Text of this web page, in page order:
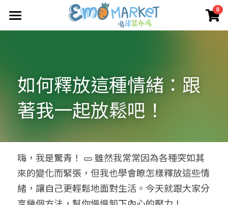
0
圖冊
所有商品分類
情緒蔬菜小伙伴
關於我們
我們的服務
合作機構
聯絡我們
搜索
如何釋放這種情緒：跟
著我一起放鬆吧！
嗨，我是驚青！ 🥒 雖然我常常因為各種突如其
來的變化而緊張，但我也學會瞭怎樣釋放這些情
緒，讓自己更輕鬆地面對生活。今天就跟大家分
×
商品分類